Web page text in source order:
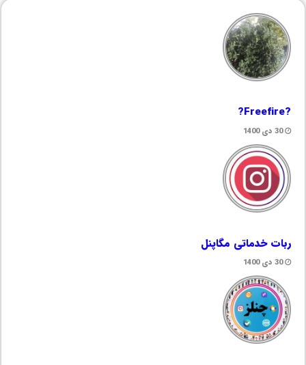
?Freefire?
30 دی 1400
ربات خدماتی مگاپنل
30 دی 1400